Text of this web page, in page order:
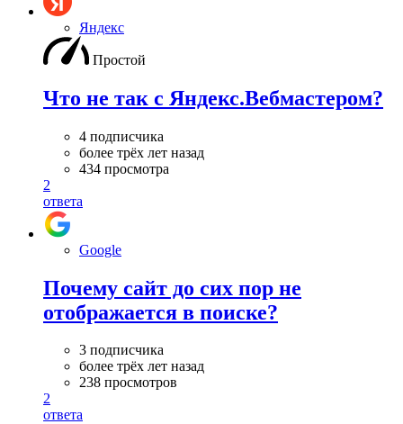
Яндекс
Простой
Что не так с Яндекс.Вебмастером?
4 подписчика
более трёх лет назад
434 просмотра
2
ответа
Google
Почему сайт до сих пор не
отображается в поиске?
3 подписчика
более трёх лет назад
238 просмотров
2
ответа